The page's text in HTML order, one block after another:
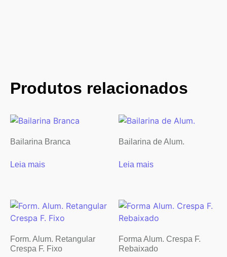
Produtos relacionados
Bailarina Branca
Leia mais
Bailarina de Alum.
Leia mais
Form. Alum. Retangular
Crespa F. Fixo
Forma Alum. Crespa F.
Rebaixado